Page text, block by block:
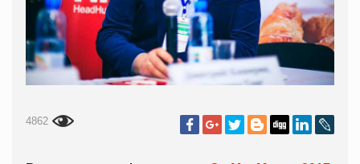
4862